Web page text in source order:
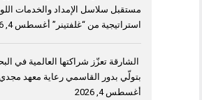
مستقبل سلاسل الإمداد والخدمات
استراتيجية من “غلفتينر” أغسطس 4, 2026
الشارقة تعزّز شراكتها العالمية في
بتولّي بدور القاسمي رعاية معهد
أغسطس 4, 2026